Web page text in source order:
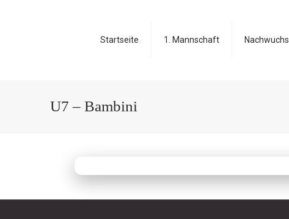
Startseite 1. Mannschaft Nachwuchs
U7 – Bambini